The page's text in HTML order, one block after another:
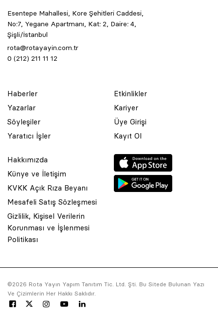
Esentepe Mahallesi, Kore Şehitleri Caddesi,
No:7, Yegane Apartmanı, Kat: 2, Daire: 4,
Şişli/İstanbul
rota@rotayayin.com.tr
0 (212) 211 11 12
Haberler
Yazarlar
Söyleşiler
Yaratıcı İşler
Etkinlikler
Kariyer
Üye Girişi
Kayıt Ol
Hakkımızda
Künye ve İletişim
KVKK Açık Rıza Beyanı
Mesafeli Satış Sözleşmesi
Gizlilik, Kişisel Verilerin
Korunması ve İşlenmesi
Politikası
©2026 Rota Yayın Yapım Tanıtım Tic. Ltd. Şti. Bu Sitede Bulunan Yazı
Ve Çizimlerin Her Hakkı Saklıdır.
© 2001 Rota Yayın Yapım Tanıtım Tic. Ltd. Şti. Bu Sitede Bulunan
Asquared WordPress Agencytarafından tasarlanmış ve